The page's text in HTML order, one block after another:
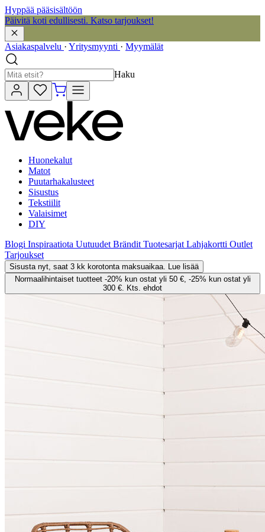
Hyppää pääsisältöön
Päivitä koti edullisesti. Katso tarjoukset!
Asiakaspalvelu · Yritysmyynti · Myymälät
Haku
Huonekalut
Matot
Puutarhakalusteet
Sisustus
Tekstiilit
Valaisimet
DIY
Blogi Inspiraatiota Uutuudet Brändit Tuotesarjat Lahjakortti Outlet
Tarjoukset
Sisusta nyt, saat 3 kk korotonta maksuaikaa. Lue lisää
Normaalihintaiset tuotteet -20% kun ostat yli 50 €, -25% kun ostat yli
300 €. Kts. ehdot